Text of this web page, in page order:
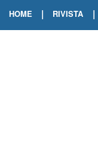
HOME | RIVISTA |